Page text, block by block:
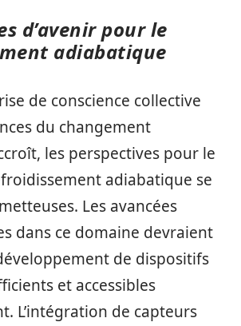
d’avenir pour le
adiabatique
de conscience collective
du changement
les perspectives pour le
adiabatique se
Les avancées
dans ce domaine devraient
de dispositifs
et accessibles
L’intégration de capteurs